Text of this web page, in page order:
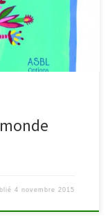
4 novembre 2015